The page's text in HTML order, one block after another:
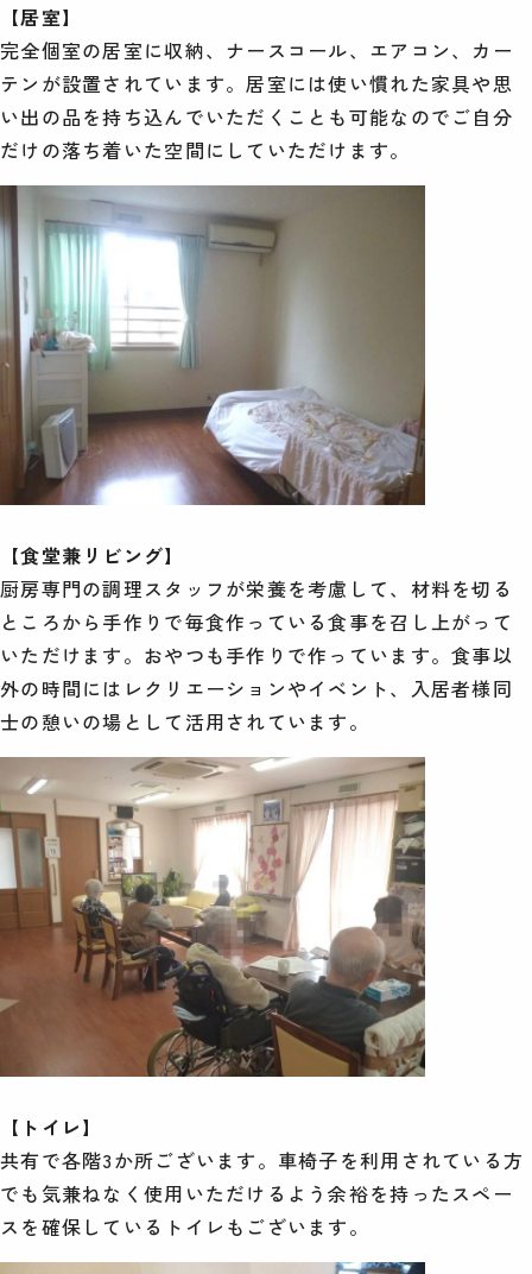
【居室】
完全個室の居室に収納、ナースコール、エアコン、カー
テンが設置されています。居室には使い慣れた家具や思
い出の品を持ち込んでいただくことも可能なのでご自分
だけの落ち着いた空間にしていただけます。
【食堂兼リビング】
厨房専門の調理スタッフが栄養を考慮して、材料を切る
ところから手作りで毎食作っている食事を召し上がって
いただけます。おやつも手作りで作っています。食事以
外の時間にはレクリエーションやイベント、入居者様同
士の憩いの場として活用されています。
【トイレ】
共有で各階3か所ございます。車椅子を利用されている方
でも気兼ねなく使用いただけるよう余裕を持ったスペー
スを確保しているトイレもございます。